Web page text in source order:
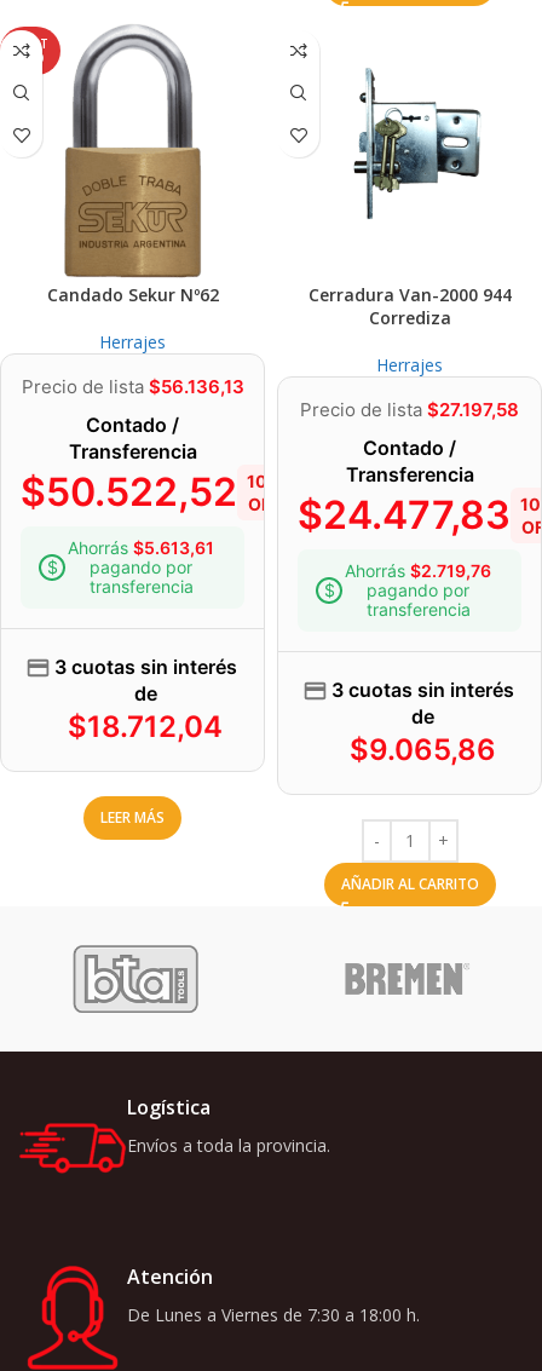
AGOT
ADO
Candado Sekur Nº62
Herrajes
Precio de lista $56.136,13
Contado /
Transferencia
$50.522,52 10%
OFF
Ahorrás $5.613,61
pagando por
transferencia
3 cuotas sin interés
de
$18.712,04
LEER MÁS
Cerradura Van-2000 944
Corrediza
Herrajes
Precio de lista $27.197,58
Contado /
Transferencia
$24.477,83
Ahorrás $2.719,76
pagando por
transferencia
3 cuotas sin interés
de
$9.065,86
AÑADIR AL CARRITO
Logística
Envíos a toda la provincia.
Atención
De Lunes a Viernes de 7:30 a 18:00 h.